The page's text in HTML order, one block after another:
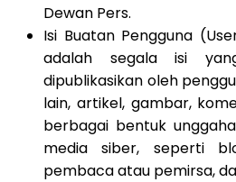
Dewan Pers.
Isi Buatan Pengguna
adalah segala isi
dipublikasikan oleh
lain, artikel, gambar,
berbagai bentuk
media siber, seperti
pembaca atau pemirsa,